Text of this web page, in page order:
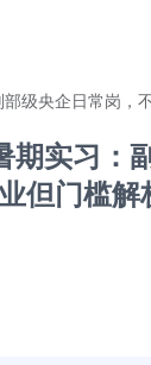
级央企日常岗，
实习：
但门槛解